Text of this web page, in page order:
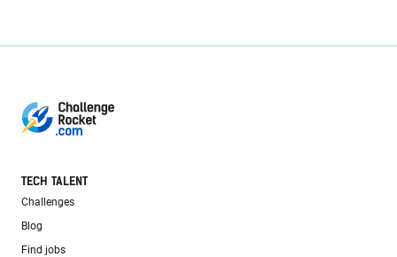
TECH TALENT
Challenges
Blog
Find jobs